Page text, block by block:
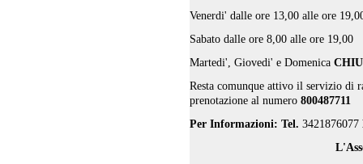
Venerdi' dalle ore 13,00 alle ore
Sabato dalle ore 8,00 alle ore 19,00
Martedi', Giovedi' e Domenica
Resta comunque attivo il servizio di
prenotazione al numero 800487711
Per Informazioni: Tel. 3421876077